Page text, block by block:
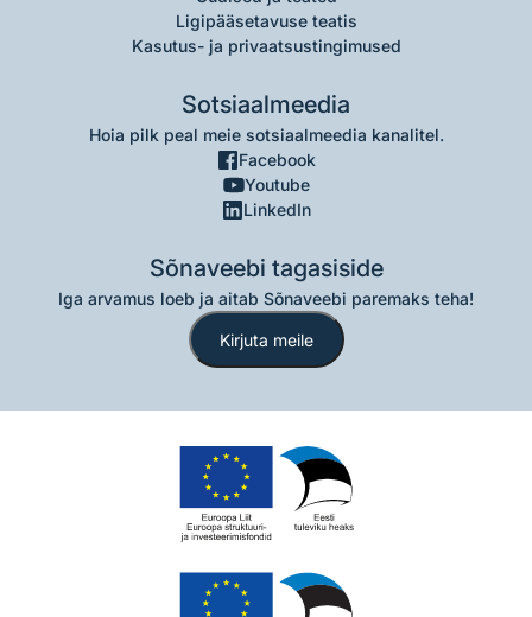
Ligipääsetavuse teatis
Kasutus- ja privaatsustingimused
Sotsiaalmeedia
Hoia pilk peal meie sotsiaalmeedia kanalitel.
Facebook
Youtube
LinkedIn
Sõnaveebi tagasiside
Iga arvamus loeb ja aitab Sõnaveebi paremaks teha!
Kirjuta meile